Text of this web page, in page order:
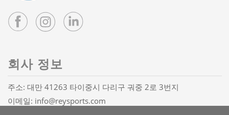
회사 정보
주소: 대만 41263 타이중시 다리구 궈중 2로 3번지
이메일: info@reysports.com